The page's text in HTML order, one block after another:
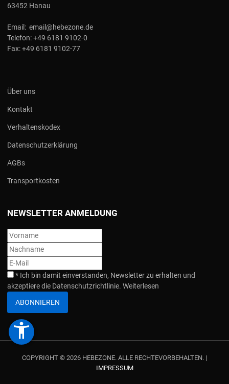
63452 Hanau
Email: email@hebezone.de
Telefon:+49 6181 9102-0
Fax:+49 6181 9102-77
Über uns
Kontakt
Verhaltenskodex
Datenschutzerklärung
AGBs
Transportkosten
NEWSLETTER ANMELDUNG
* Ich bin damit einverstanden, Newsletter zu erhalten und
akzeptiere die Datenschutzrichtlinie. Weiterlesen
ABONNIEREN
COPYRIGHT © 2026 HEBEZONE. ALLE RECHTEVORBEHALTEN. |
IMPRESSUM
accessibility_new